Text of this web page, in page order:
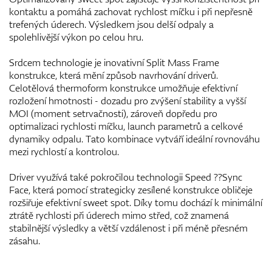
kontaktu a pomáhá zachovat rychlost míčku i při nepřesně
trefených úderech. Výsledkem jsou delší odpaly a
spolehlivější výkon po celou hru.
Srdcem technologie je inovativní Split Mass Frame
konstrukce, která mění způsob navrhování driverů.
Celotělová thermoform konstrukce umožňuje efektivní
rozložení hmotnosti - dozadu pro zvýšení stability a vyšší
MOI (moment setrvačnosti), zároveň dopředu pro
optimalizaci rychlosti míčku, launch parametrů a celkové
dynamiky odpalu. Tato kombinace vytváří ideální rovnováhu
mezi rychlostí a kontrolou.
Driver využívá také pokročilou technologii Speed ??Sync
Face, která pomocí strategicky zesílené konstrukce obličeje
rozšiřuje efektivní sweet spot. Díky tomu dochází k minimální
ztrátě rychlosti při úderech mimo střed, což znamená
stabilnější výsledky a větší vzdálenost i při méně přesném
zásahu.